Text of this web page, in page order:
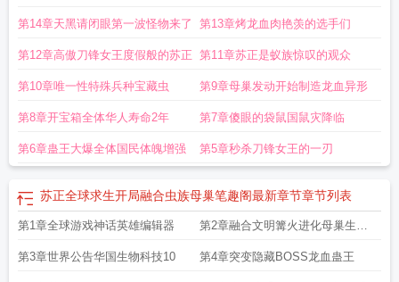
地球
第14章天黑请闭眼第一波怪物来了 第13章烤龙血肉艳羡的选手们
第12章高傲刀锋女王度假般的苏正 第11章苏正是蚁族惊叹的观众
第10章唯一性特殊兵种宝藏虫 第9章母巢发动开始制造龙血异形
第8章开宝箱全体华人寿命2年 第7章傻眼的袋鼠国鼠灾降临
第6章蛊王大爆全体国民体魄增强 第5章秒杀刀锋女王的一刃
苏正全球求生开局融合虫族母巢笔趣阁最新章节章节列表
第1章全球游戏神话英雄编辑器 第2章融合文明篝火进化母巢生物
工厂
第3章世界公告华国生物科技10 第4章突变隐藏BOSS龙血蛊王